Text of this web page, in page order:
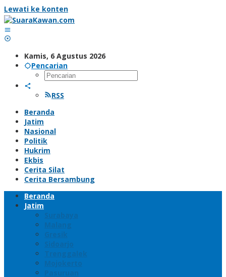
Lewati ke konten
Kamis, 6 Agustus 2026
Pencarian
RSS
Beranda
Jatim
Nasional
Politik
Hukrim
Ekbis
Cerita Silat
Cerita Bersambung
Beranda
Jatim
Surabaya
Malang
Gresik
Sidoarjo
Trenggalek
Mojokerto
Pasuruan